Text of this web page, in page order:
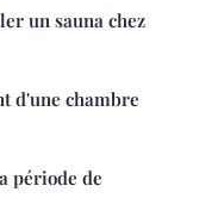
un sauna chez
d'une chambre
période de